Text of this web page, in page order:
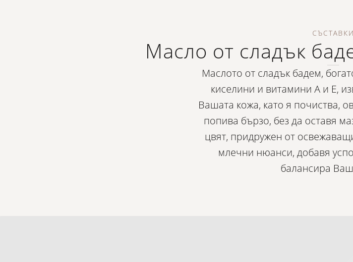
СЪСТАВКИ
Масло от сладък
Маслото от сладък бадем,
киселини и витамини А и Е,
Вашата кожа, като я почиства,
попива бързо, без да оставя
цвят, придружен от
млечни нюанси, добавя
балансира